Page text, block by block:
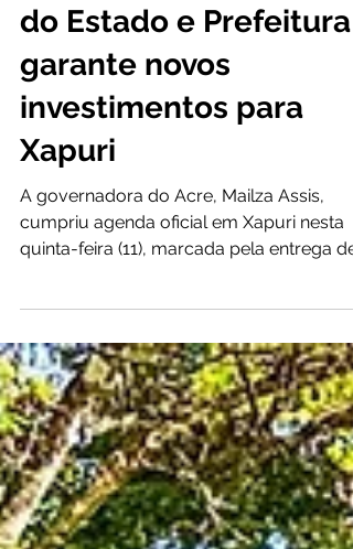
Parceria entre Governo
do Estado e Prefeitura
garante novos
investimentos para
Xapuri
A governadora do Acre, Mailza Assis,
investimentos nas áreas de educação,
habitação, infraestrutura, proteção social
fortalecimento da produção rural. As
ações reforçam a parceria entre o
do Estado e a Prefeitura de Xapuri, com
foco na melhoria da qualidade de vida da
população. A programação teve início
com a entrega da sala e da viatura do